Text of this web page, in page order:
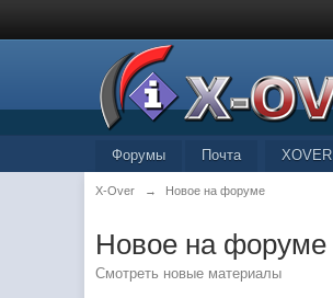
Почта XOVER
Форумы
X-Over → Новое на форуме
Новое на форуме
Смотреть новые материалы